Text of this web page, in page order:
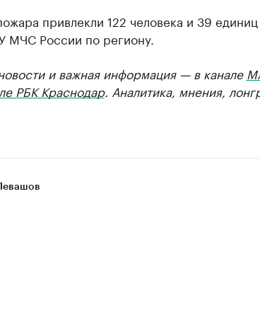
привлекли 122 человека и 39
МЧС России по региону.
и важная информация — в канале
РБК Краснодар. Аналитика, мнения,